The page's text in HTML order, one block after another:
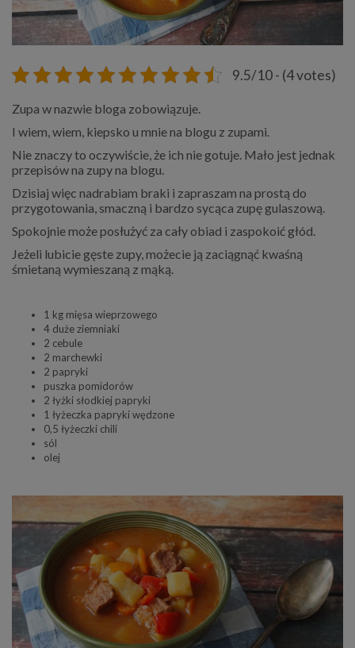
9.5/10 - (4 votes)
Zupa w nazwie bloga zobowiązuje.
I wiem, wiem, kiepsko u mnie na blogu z zupami.
Nie znaczy to oczywiście, że ich nie gotuje. Mało jest jednak
przepisów na zupy na blogu.
Dzisiaj więc nadrabiam braki i zapraszam na prostą do
przygotowania, smaczną i bardzo sycąca zupę gulaszową.
Spokojnie może posłużyć za cały obiad i zaspokoić głód.
Jeżeli lubicie gęste zupy, możecie ją zaciągnąć kwaśną
śmietaną wymieszaną z mąką.
1 kg mięsa wieprzowego
4 duże ziemniaki
2 cebule
2 marchewki
2 papryki
puszka pomidorów
2 łyżki słodkiej papryki
1 łyżeczka papryki wędzone
0,5 łyżeczki chili
sól
olej